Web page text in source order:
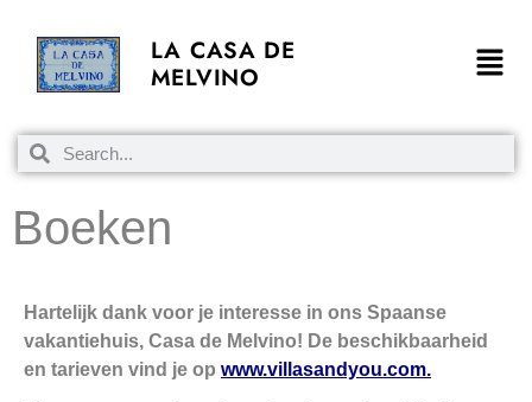
LA CASA DE
MELVINO
Boeken
Hartelijk dank voor je interesse in ons Spaanse
vakantiehuis, Casa de Melvino! De beschikbaarheid
en tarieven vind je op www.villasandyou.com.